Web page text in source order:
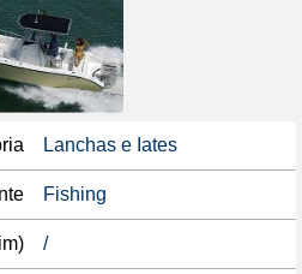
Lanchas e Iates
Fishing
/